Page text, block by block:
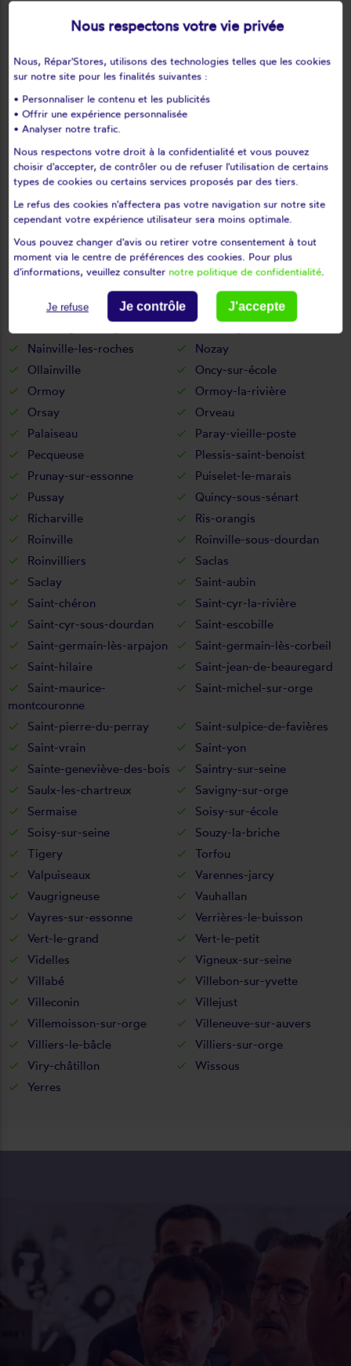
Les granges-le-roi
Les molières
Leuville-sur-orge
Limours
Limours en hurepoix
Linas
Lisses
Longpont-sur-orge
Marcoussis
Marolles-en-beauce
Marolles-en-hurepoix
Massy
Mauchamps
Mennecy
Méréville
Mérobert
Mespuits
Milly-la-forêt
Moigny-sur-école
Mondeville
Morangis
Morigny-champigny
Morsang-sur-orge
Morsang-sur-seine
Nainville-les-roches
Nozay
Ollainville
Oncy-sur-école
Ormoy
Ormoy-la-rivière
Orsay
Orveau
Palaiseau
Paray-vieille-poste
Pecqueuse
Plessis-saint-benoist
Prunay-sur-essonne
Puiselet-le-marais
Pussay
Quincy-sous-sénart
Richarville
Ris-orangis
Roinville
Roinville-sous-dourdan
Roinvilliers
Saclas
Saclay
Saint-aubin
Saint-chéron
Saint-cyr-la-rivière
Saint-cyr-sous-dourdan
Saint-escobille
Saint-germain-lès-arpajon
Saint-germain-lès-corbeil
Saint-hilaire
Saint-jean-de-beauregard
Saint-maurice-
montcouronne
Saint-michel-sur-orge
Saint-pierre-du-perray
Saint-sulpice-de-favières
Saint-vrain
Saint-yon
Sainte-geneviève-des-bois
Saintry-sur-seine
Saulx-les-chartreux
Savigny-sur-orge
Sermaise
Soisy-sur-école
Soisy-sur-seine
Souzy-la-briche
Tigery
Torfou
Valpuiseaux
Varennes-jarcy
Vaugrigneuse
Vauhallan
Vayres-sur-essonne
Verrières-le-buisson
Vert-le-grand
Vert-le-petit
Videlles
Vigneux-sur-seine
Villabé
Villebon-sur-yvette
Villeconin
Villejust
Villemoisson-sur-orge
Villeneuve-sur-auvers
Villiers-le-bâcle
Villiers-sur-orge
Viry-châtillon
Wissous
Yerres
Nous respectons votre vie privée
Nous, Répar'Stores, utilisons des technologies telles que les cookies
sur notre site pour les finalités suivantes :
• Personnaliser le contenu et les publicités
• Offrir une expérience personnalisée
• Analyser notre trafic.
Nous respectons votre droit à la confidentialité et vous pouvez
choisir d'accepter, de contrôler ou de refuser l'utilisation de certains
types de cookies ou certains services proposés par des tiers.
Le refus des cookies n'affectera pas votre navigation sur notre site
cependant votre expérience utilisateur sera moins optimale.
Vous pouvez changer d'avis ou retirer votre consentement à tout
moment via le centre de préférences des cookies. Pour plus
d'informations, veuillez consulter notre politique de confidentialité.
Je refuse Je contrôle J'accepte